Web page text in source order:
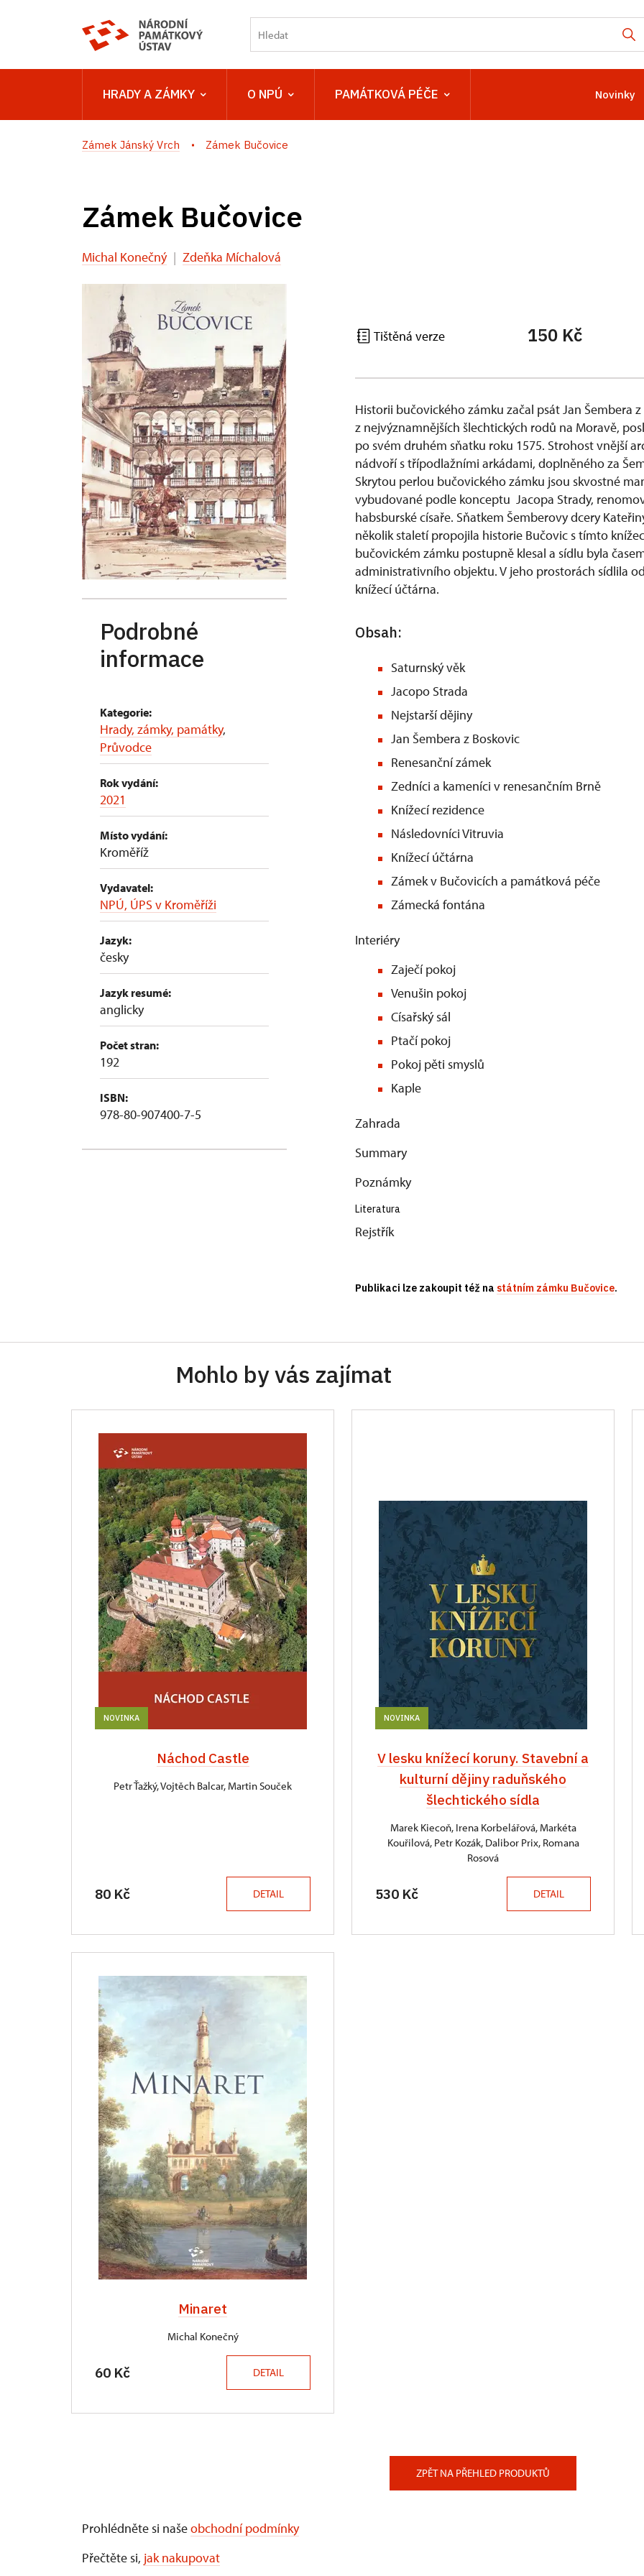
HRADY A ZÁMKY O NPÚ PAMÁTKOVÁ PÉČE Novinky
Zámek Jánský Vrch Zámek Bučovice
Zámek Bučovice
Michal Konečný | Zdeňka Míchalová
Podrobné
informace
Kategorie:
Hrady, zámky, památky,
Průvodce
Rok vydání:
2021
Místo vydání:
Kroměříž
Vydavatel:
NPÚ, ÚPS v Kroměříži
Jazyk:
česky
Jazyk resumé:
anglicky
Počet stran:
192
ISBN:
978-80-907400-7-5
Tištěná verze 150 Kč
Historii bučovického zámku začal psát Jan Šembera
z nejvýznamnějších šlechtických rodů na Moravě,
po svém druhém sňatku roku 1575. Strohost vnější
nádvoří s třípodlažními arkádami, doplněného za
Skrytou perlou bučovického zámku jsou skvostné
vybudované podle konceptu Jacopa Strady,
habsburské císaře. Sňatkem Šemberovy dcery
několik staletí propojila historie Bučovic s tímto
bučovickém zámku postupně klesal a sídlu byla
administrativního objektu. V jeho prostorách sídlila
knížecí účtárna.
Obsah:
Jacopo
Nejstarší
Jan Šembera
Zedníci a kameníci v
Knížecí
Knížecí
Zámek v Bučovicích a
Zámecká
Zaječí
Venušin
Ptačí
Pokoj pěti
Rejstřík
Publikaci lze zakoupit též na státním zámku Bučovice
Mohlo by vás zajímat
NOVINKA
Náchod Castle
Petr Ťažký, Vojtěch Balcar, Martin Souček
80 Kč DETAIL
NOVINKA
V lesku knížecí koruny. Stavební a
kulturní dějiny raduňského
šlechtického sídla
Marek Kiecoň, Irena Korbelářová, Markéta
Kouřilová, Petr Kozák, Dalibor Prix, Romana
Rosová
530 Kč DETAIL
Minaret
Michal Konečný
60 Kč DETAIL
ZPĚT NA PŘEHLED PRODUKTŮ
Prohlédněte si našeobchodní podmínky
Přečtěte si, jak nakupovat